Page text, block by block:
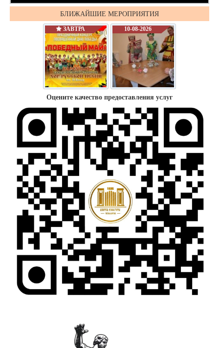
БЛИЖАЙШИЕ МЕРОПРИЯТИЯ
ЗАВТРА 10-08-2026
Оцените качество предоставления услуг